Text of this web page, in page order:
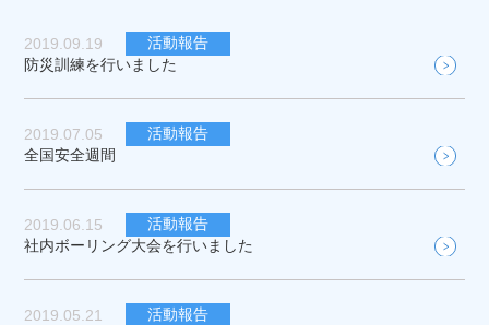
2019.09.19
活動報告
防災訓練を行いました
2019.07.05
活動報告
全国安全週間
2019.06.15
活動報告
社内ボーリング大会を行いました
2019.05.21
活動報告